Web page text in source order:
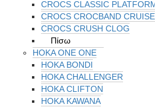
CROCS CLASSIC
CROCS CROCBAND
CROCS CRUSH CLOG
Πίσω
HOKA ONE ONE
HOKA BONDI
HOKA CHALLENGER
HOKA CLIFTON
HOKA KAWANA